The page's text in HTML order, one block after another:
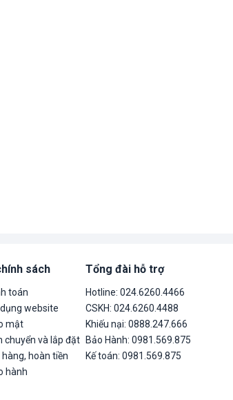
sách
toán
website
mật
chuyển và lắp đặt
hoàn tiền
hành
Tổng đài hỗ trợ
Hotline: 024.6260.4466
CSKH: 024.6260.4488
Khiếu nại: 0888.247.666
Bảo Hành: 0981.569.875
Kế toán: 0981.569.875